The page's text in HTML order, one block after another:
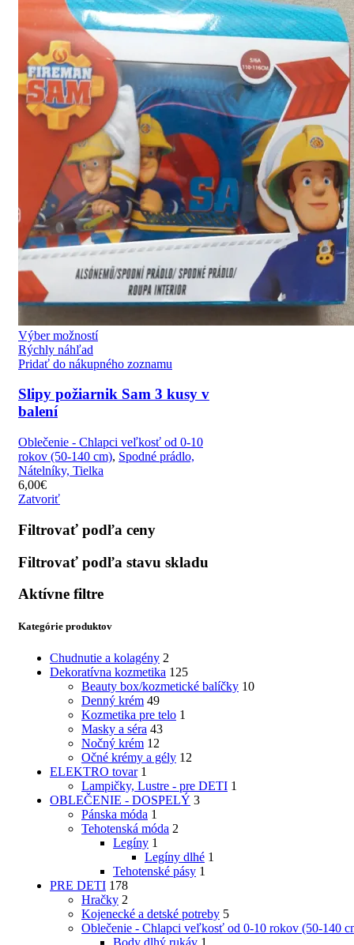
Zatvoriť
Filtrovať podľa ceny
Filtrovať podľa stavu skladu
Aktívne filtre
Kategórie produktov
Chudnutie a kolagény 2
Dekoratívna kozmetika 125
Beauty box/kozmetické balíčky 10
Denný krém 49
Kozmetika pre telo 1
Masky a séra 43
Nočný krém 12
Očné krémy a gély 12
ELEKTRO tovar 1
Lampičky, Lustre - pre DETI 1
OBLEČENIE - DOSPELÝ 3
Pánska móda 1
Tehotenská móda 2
Legíny 1
Legíny dlhé 1
Tehotenské pásy 1
PRE DETI 178
Hračky 2
Kojenecké a detské potreby 5
Oblečenie - Chlapci veľkosť od 0-10 rokov (50-140
Body dlhý rukáv 1
Výber možností
Rýchly náhľad
Pridať do nákupného zoznamu
Slipy požiarnik Sam 3 kusy v
balení
Oblečenie - Chlapci veľkosť od 0-10
rokov (50-140 cm), Spodné prádlo,
Nátelníky, Tielka
6,00€